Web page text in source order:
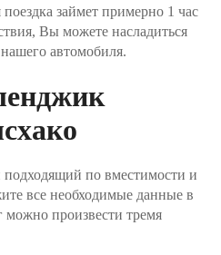
заявки, наш менеджер
средств и
заказа и его
займет примерно 1 час
Вы можете насладиться
автомобиля.
по вместимости и
все необходимые данные в
можно произвести тремя